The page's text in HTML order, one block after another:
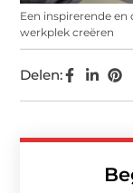
Een inspirerende en
werkplek creëren
Delen: